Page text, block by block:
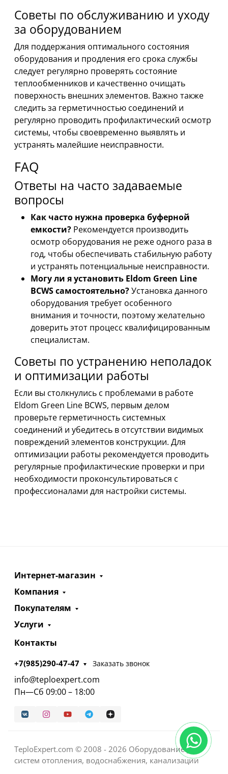
Советы по обслуживанию и уходу
за оборудованием
Для поддержания оптимального состояния
оборудования и продления его срока службы
следует регулярно проверять состояние
теплообменников и качественно очищать
поверхность внешних элементов. Важно также
следить за герметичностью соединений и
регулярно проводить профилактический осмотр
системы, чтобы своевременно выявлять и
устранять малейшие неисправности.
FAQ
Ответы на часто задаваемые
вопросы
Как часто нужна проверка буферной
емкости? Рекомендуется производить
осмотр оборудования не реже одного раза в
год, чтобы обеспечивать стабильную работу
и устранять потенциальные неисправности.
Могу ли я установить Eldom Green Line
BCWS самостоятельно?Установка данного
оборудования требует особенного
внимания и точности, поэтому желательно
доверить этот процесс квалифицированным
специалистам.
Советы по устранению неполадок
и оптимизации работы
Если вы столкнулись с проблемами в работе
Eldom Green Line BCWS, первым делом
проверьте герметичность системных
соединений и убедитесь в отсутствии видимых
повреждений элементов конструкции. Для
оптимизации работы рекомендуется проводить
регулярные профилактические проверки и при
необходимости проконсультироваться с
профессионалами для настройки системы.
Интернет-магазин
Компания
Покупателям
Услуги
Контакты
+7(985)290-47-47 Заказать звонок
info@teploexpert.com
Пн—Сб 09:00 – 18:00
TeploExpert.com © 2008 - 2026 Оборудование для
систем отопления, водоснабжения, канализации